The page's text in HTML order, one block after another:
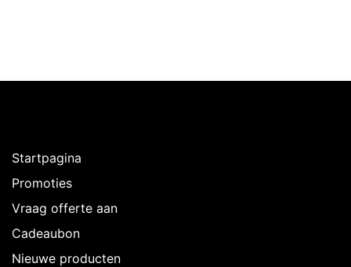
Startpagina
Promoties
Vraag offerte aan
Cadeaubon
Nieuwe producten